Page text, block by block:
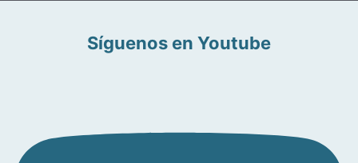
Síguenos en Youtube